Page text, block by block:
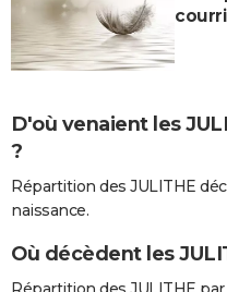
D'où venaient les
?
Répartition des JULITHE
naissance.
Où décèdent les